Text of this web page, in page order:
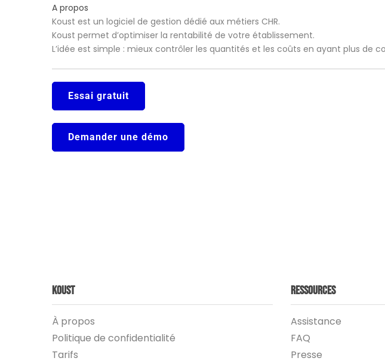
A propos
Koust est un logiciel de gestion dédié aux métiers CHR.
Koust permet d’optimiser la rentabilité de votre établissement.
L’idée est simple : mieux contrôler les quantités et les coûts en ayant plus de
Essai gratuit
Demander une démo
Koust
À propos
Politique de confidentialité
Tarifs
Ressources
Assistance
FAQ
Presse